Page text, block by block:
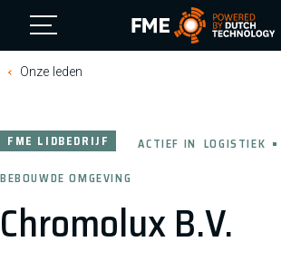
FME Logo, to the
Onze leden
Chromolux B.V.
FME LIDBEDRIJF ACTIEF IN LOGISTIEK
BEBOUWDE OMGEVING